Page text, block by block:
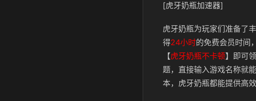
[虎牙奶瓶加速器]
虎牙奶瓶为玩家们准备了
得24小时的免费会员时间
【虎牙奶瓶不卡顿】即可
题，直接输入游戏名称就
本， 虎牙奶瓶都能提供高